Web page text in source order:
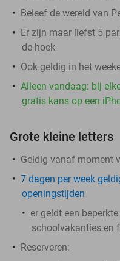
Beleef de wereld van
Er zijn maar liefst 5
de hoek
Ook geldig in het
Alleen vandaag: bij
gratis kans op een
Grote kleine letters
Geldig vanaf moment
7 dagen per week
openingstijden
er geldt een
schoolvakanties en
Reserveren: